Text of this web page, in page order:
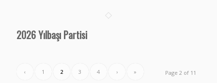
2026 Yılbaşı Partisi
Page 2 of 11
‹ 1 2 3 4 › »